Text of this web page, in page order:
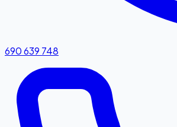
690 639 748